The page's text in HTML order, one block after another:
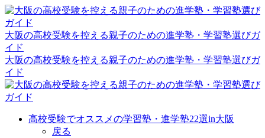
大阪の高校受験を控える親子のための進学塾・学習塾選びガ
イド
大阪の高校受験を控える親子のための進学塾・学習塾選びガ
イド
高校受験でオススメの学習塾・進学塾22選in大阪
戻る